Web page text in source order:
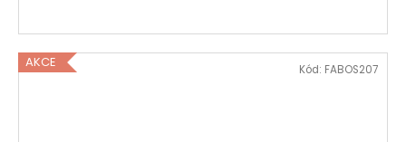
AKCE Kód: FABOS207